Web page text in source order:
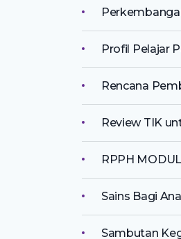
Profil Pelajar
Rencana
Review TIK
RPPH
Sains Bagi
Sambutan